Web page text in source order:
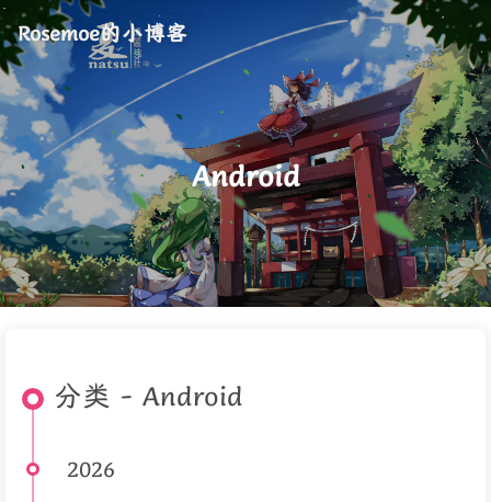
Rosemoe的小博客
Android
分类 - Android
2026